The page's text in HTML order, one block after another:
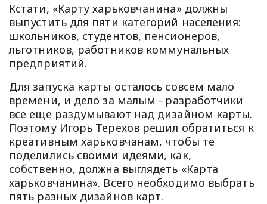
Кстати, «Карту харьковчанина» должны
выпустить для пяти категорий населения:
школьников, студентов, пенсионеров,
льготников, работников коммунальных
предприятий.
Для запуска карты осталось совсем мало
времени, и дело за малым - разработчики
все еще раздумывают над дизайном карты.
Поэтому Игорь Терехов решил обратиться к
креативным харьковчанам, чтобы те
поделились своими идеями, как,
собственно, должна выглядеть «Карта
харьковчанина». Всего необходимо выбрать
пять разных дизайнов карт.